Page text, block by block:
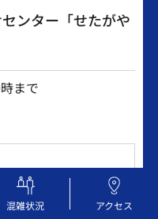
混雑状況 アクセス
ンター「せたがや
まで